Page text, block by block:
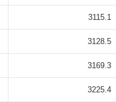
3115.1
3128.5
3169.3
3225.4